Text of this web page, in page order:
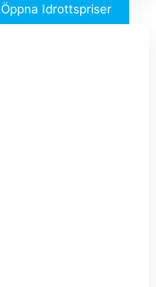
Öppna Idrottspriser